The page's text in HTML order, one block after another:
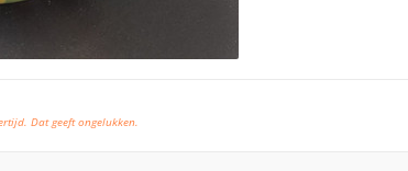
Dat geeft ongelukken.